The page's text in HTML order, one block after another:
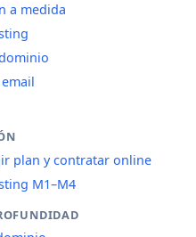
a medida
plan y contratar online
M1–M4